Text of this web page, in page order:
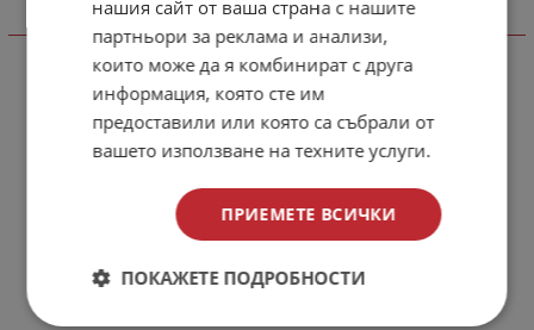
Отзиви към продукт
КОМЕНТИРАЙ
нашия сайт от ваша страна с нашите
партньори за реклама и анализи,
които може да я комбинират с друга
информация, която сте им
предоставили или която са събрали от
вашето използване на техните услуги.
ПРИЕМЕТЕ ВСИЧКИ
ПОКАЖЕТЕ ПОДРОБНОСТИ